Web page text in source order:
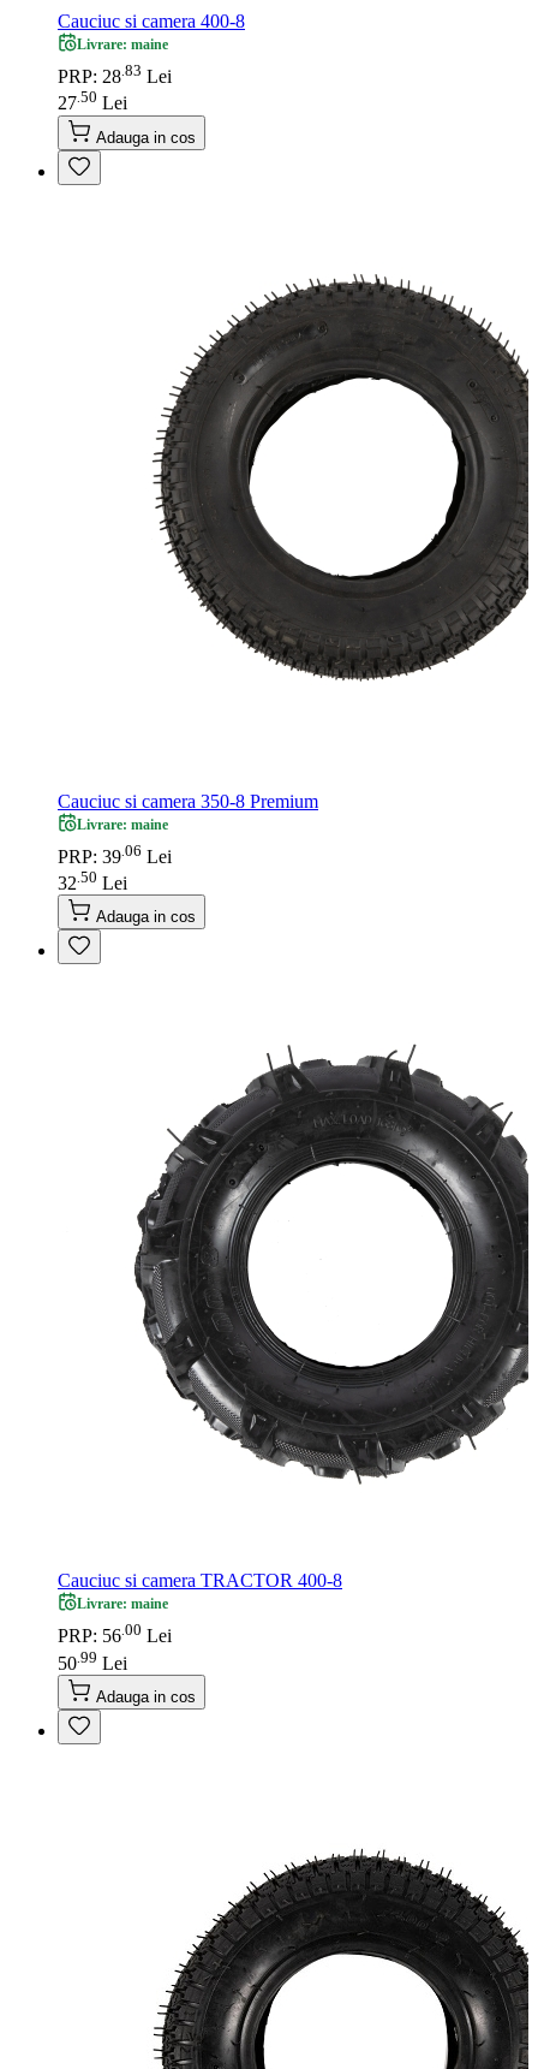
Cauciuc si camera 400-8
Livrare: maine
PRP: 28 83 Lei
27 50 Lei
Adauga in cos
Cauciuc si camera 350-8 Premium
Livrare: maine
PRP: 39 06 Lei
32 50 Lei
Adauga in cos
Cauciuc si camera TRACTOR 400-8
Livrare: maine
PRP: 56 00 Lei
50 99 Lei
Adauga in cos